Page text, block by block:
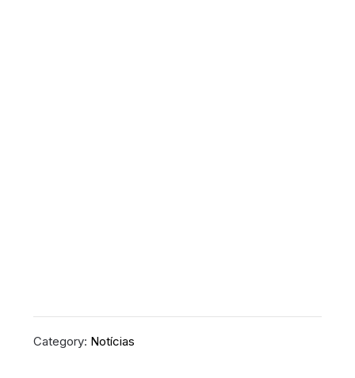
Category: Notícias